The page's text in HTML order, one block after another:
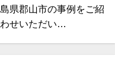
県郡山市の事例をご紹
せいただい…